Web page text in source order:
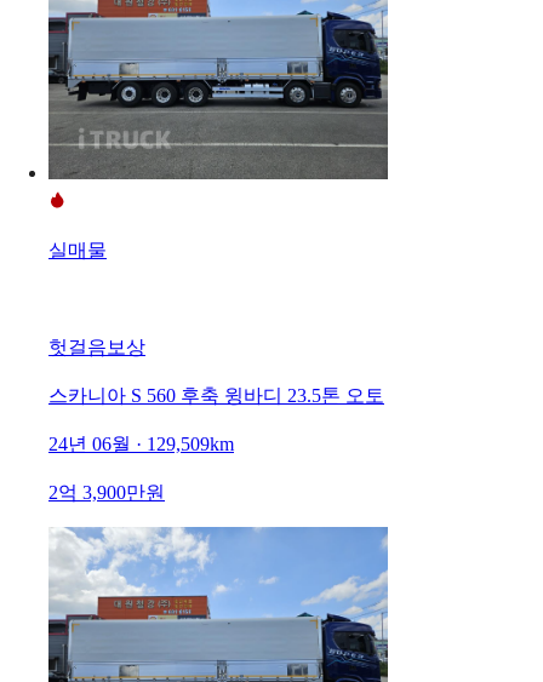
실매물
헛걸음보상
스카니아 S 560 후축 윙바디 23.5톤 오토
24년 06월 · 129,509km
2억 3,900만원